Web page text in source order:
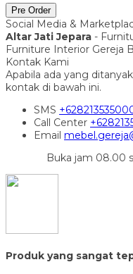
Pre Order
Social Media &
Altar Jati Jepara -
Furniture Interior Gereja
Kontak Kami
Apabila ada yang
kontak di bawah ini.
SMS
Call Center
Email
Buka jam 08.00
Produk yang sangat